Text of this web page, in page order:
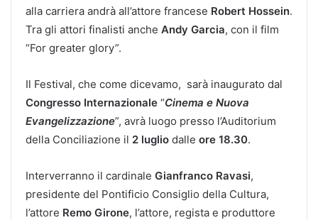
alla carriera andrà all’attore francese Robert Hossein.
Tra gli attori finalisti anche Andy Garcia, con il film
“For greater glory”.
Il Festival, che come dicevamo, sarà inaugurato dal
Congresso Internazionale “Cinema e Nuova
Evangelizzazione”, avrà luogo presso l’Auditorium
della Conciliazione il 2 luglio dalle ore 18.30.
Interverranno il cardinale Gianfranco Ravasi,
presidente del Pontificio Consiglio della Cultura,
l’attore Remo Girone, l’attore, regista e produttore